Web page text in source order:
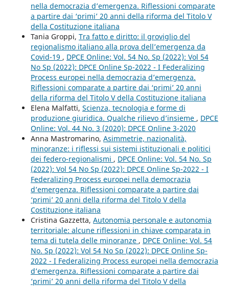
nella democrazia d’emergenza. Riflessioni comparate
a partire dai ‘primi’ 20 anni della riforma del Titolo V
della Costituzione italiana
Tania Groppi, Tra fatto e diritto: il groviglio del
regionalismo italiano alla prova dell’emergenza da
Covid-19 , DPCE Online: Vol. 54 No. Sp (2022): Vol 54
No Sp (2022): DPCE Online Sp-2022 - I Federalizing
Process europei nella democrazia d’emergenza.
Riflessioni comparate a partire dai ‘primi’ 20 anni
della riforma del Titolo V della Costituzione italiana
Elena Malfatti, Scienza, tecnologia e forme di
produzione giuridica. Qualche rilievo d’insieme , DPCE
Online: Vol. 44 No. 3 (2020): DPCE Online 3-2020
Anna Mastromarino, Asimmetrie, nazionalità,
minoranze: i riflessi sui sistemi istituzionali e politici
dei federo-regionalismi , DPCE Online: Vol. 54 No. Sp
(2022): Vol 54 No Sp (2022): DPCE Online Sp-2022 - I
Federalizing Process europei nella democrazia
d’emergenza. Riflessioni comparate a partire dai
‘primi’ 20 anni della riforma del Titolo V della
Costituzione italiana
Cristina Gazzetta, Autonomia personale e autonomia
territoriale: alcune riflessioni in chiave comparata in
tema di tutela delle minoranze , DPCE Online: Vol. 54
No. Sp (2022): Vol 54 No Sp (2022): DPCE Online Sp-
2022 - I Federalizing Process europei nella democrazia
d’emergenza. Riflessioni comparate a partire dai
‘primi’ 20 anni della riforma del Titolo V della